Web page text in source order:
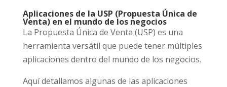
Aplicaciones de la USP (Propuesta Única de
Venta) en el mundo de los negocios
La Propuesta Única de Venta (USP) es una
herramienta versátil que puede tener múltiples
aplicaciones dentro del mundo de los negocios.
Aquí detallamos algunas de las aplicaciones